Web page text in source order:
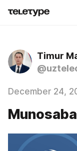
Timur
December 24,